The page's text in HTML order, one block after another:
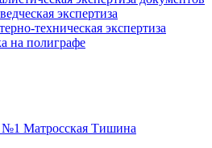
экспертиза
техническая экспертиза
на полиграфе